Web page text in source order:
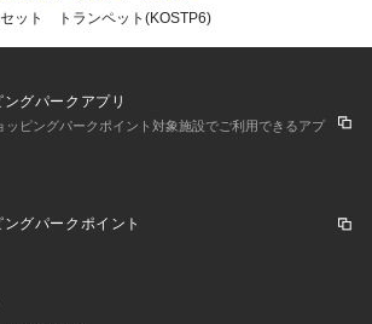
ット トランペット(KOSTP6)
グパークアプリ
ッピングパークポイント対象施設でご利用できるアプ
グパークポイント